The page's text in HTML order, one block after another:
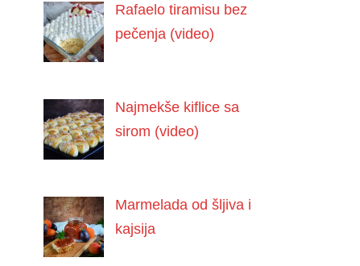
Rafaelo tiramisu bez
pečenja (video)
Najmekše kiflice sa
sirom (video)
Marmelada od šljiva i
kajsija